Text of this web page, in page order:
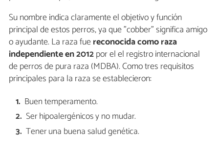
Su nombre indica claramente el objetivo y función
principal de estos perros, ya que "cobber" significa amigo
o ayudante. La raza fuereconocida como raza
independiente en 2012por el el registro internacional
de perros de pura raza (MDBA). Como tres requisitos
principales para la raza se establecieron:
Buen temperamento.
Ser hipoalergénicos y no mudar.
Tener una buena salud genética.